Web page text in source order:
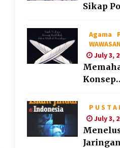
Sikap
Agama
July 3,
Konsep
Syatibi
P U S T A
July 3,